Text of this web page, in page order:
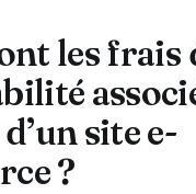
les frais
site e-
?